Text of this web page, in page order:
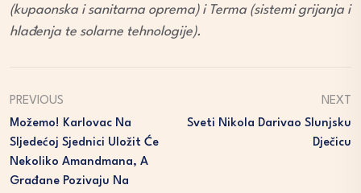
(kupaonska i sanitarna oprema) i Terma (sistemi grijanja i
hlađenja te solarne tehnologije).
PREVIOUS
Možemo! Karlovac Na
Sljedećoj Sjednici Uložit Će
Nekoliko Amandmana, A
Građane Pozivaju Na
NEXT
Sveti Nikola Darivao Slunjsku
Dječicu